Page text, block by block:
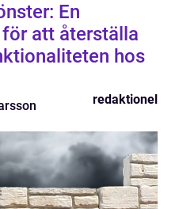
En
att återställa
hos
redaktionel